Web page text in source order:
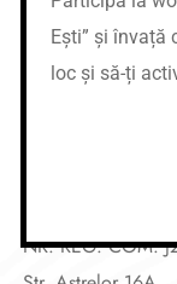
Workshop-uri
Gura de oxigen
CR COACHING
NR. REG. COM:
Ești” și învață
loc și să-ți